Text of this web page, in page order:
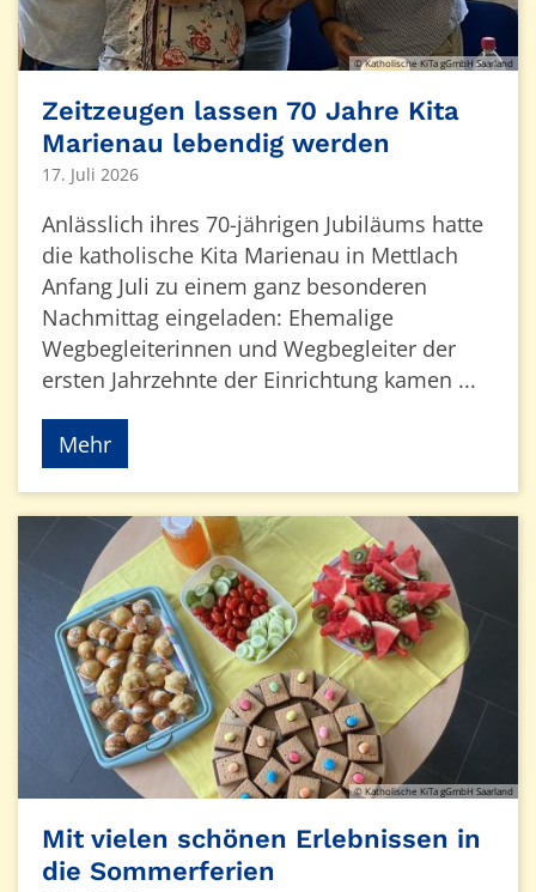
© Katholische KiTa gGmbH Saarland
Zeitzeugen lassen 70 Jahre Kita
Marienau lebendig werden
17. Juli 2026
Anlässlich ihres 70-jährigen Jubiläums hatte
die katholische Kita Marienau in Mettlach
Anfang Juli zu einem ganz besonderen
Nachmittag eingeladen: Ehemalige
Wegbegleiterinnen und Wegbegleiter der
ersten Jahrzehnte der Einrichtung kamen ...
Mehr
© Katholische KiTa gGmbH Saarland
Mit vielen schönen Erlebnissen in
die Sommerferien